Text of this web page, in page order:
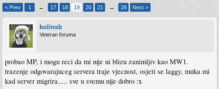
< Prev 1 ← 17 18 19 20 21 → 28 Next >
kolinsb
Veteran foruma
probao MP, i mogu reci da mi nije ni blizu zanimljiv kao MW1.
trazenje odgovarajuceg servera traje vjecnost, osjeti se laggy, muka mi
kad server migrira..... sve u svemu nije dobro :x